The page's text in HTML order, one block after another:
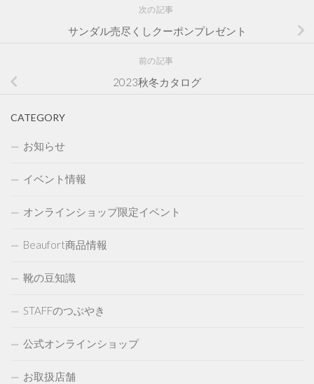
次の記事
サンダル売尽くしクーポンプレゼント
前の記事
2023秋冬カタログ
CATEGORY
お知らせ
イベント情報
オンラインショップ限定イベント
Beaufort商品情報
靴の豆知識
STAFFのつぶやき
公式オンラインショップ
お取扱店舗